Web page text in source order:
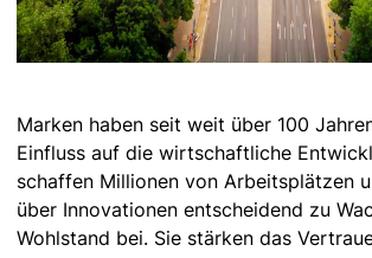
Marken haben seit weit über 100
Einfluss auf die wirtschaftliche
schaffen Millionen von Arbeitsplätzen
über Innovationen entscheidend zu
Wohlstand bei. Sie stärken das